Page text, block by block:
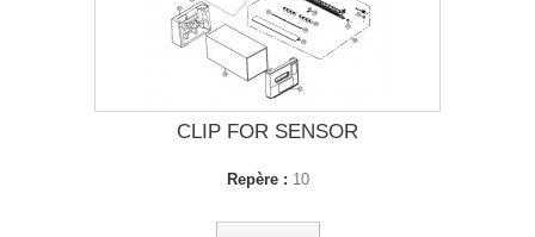
CLIP FOR SENSOR
Repère : 10